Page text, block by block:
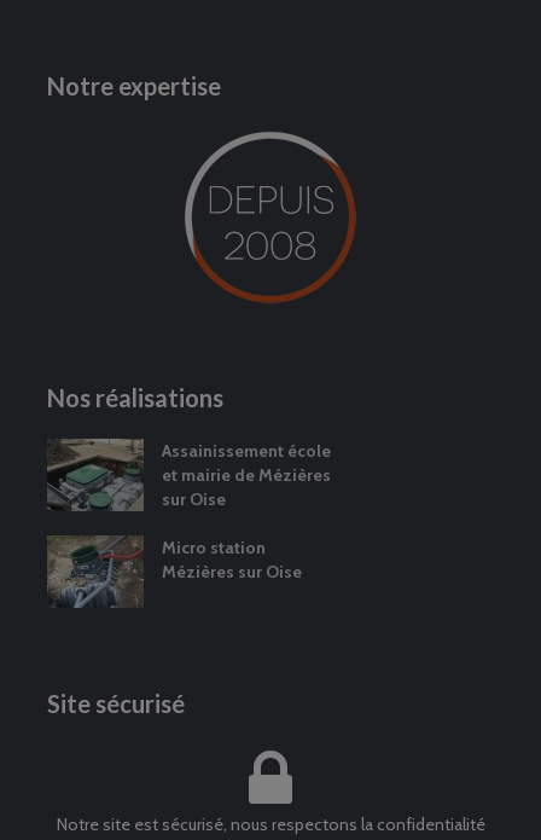
Notre expertise
Nos réalisations
Assainissement école
et mairie de Mézières
sur Oise
Micro station
Mézières sur Oise
Site sécurisé
Notre site est sécurisé, nous respectons la confidentialité